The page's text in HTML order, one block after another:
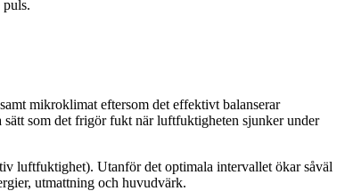
puls.
mikroklimat eftersom det effektivt balanserar
som det frigör fukt när luftfuktigheten sjunker under
luftfuktighet). Utanför det optimala intervallet ökar såväl
utmattning och huvudvärk.